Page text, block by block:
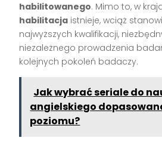
habilitowanego. Mimo to, w
habilitacja istnieje, wciąż
najwyższych kwalifikacji,
niezależnego prowadzenia
kolejnych pokoleń badaczy.
Jak wybrać seriale do
angielskiego
poziomu?